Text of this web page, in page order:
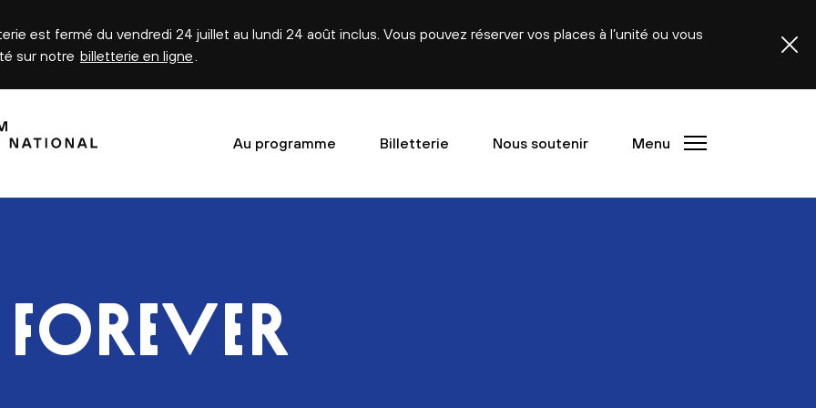
est fermé du vendredi 24 juillet au lundi 24 août inclus. Vous pouvez réserver vos places à l’unité ou vous
sur notre billetterie en ligne
Au programme Billetterie Nous soutenir Menu